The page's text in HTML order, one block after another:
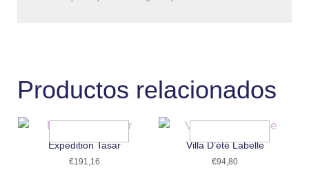
Productos relacionados
Expedition Tasar
€191,16
Villa D’été Labelle
€94,80